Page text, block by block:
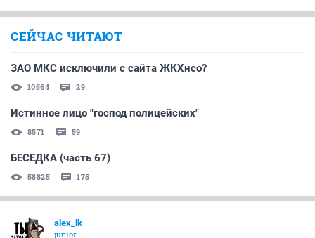
СЕЙЧАС ЧИТАЮТ
ЗАО МКС исключили с сайта ЖКХнсо?
10564 29
Истинное лицо "господ полицейских"
8571 59
БЕСЕДКА (часть 67)
58825 175
alex_lk
junior